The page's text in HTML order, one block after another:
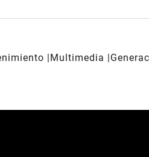
Multimedia